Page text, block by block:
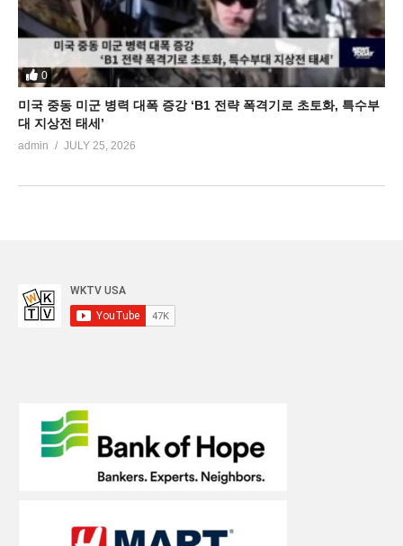
0
미국 중동 미군 병력 대폭 증강 ‘B1 전략 폭격기로 초토화, 특수부
대 지상전 태세’
admin JULY 25, 2026